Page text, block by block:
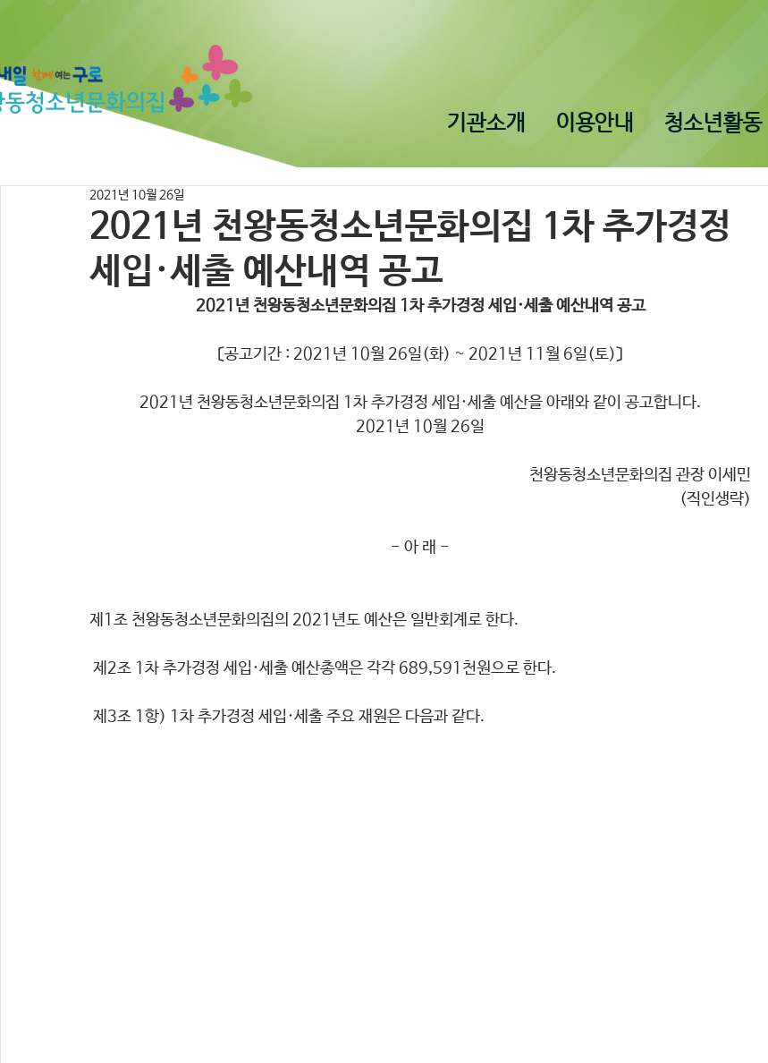
기관소개 이용안내 청소년활동
2021년 천왕동청소년문화의집 1차 추가경정
세입·세출 예산내역 공고
2021년 10월 26일
2021년 천왕동청소년문화의집 1차 추가경정 세입·세출 예산내역 공고
〔공고기간 : 2021년 10월 26일(화) ~ 2021년 11월 6일(토)〕
2021년 천왕동청소년문화의집 1차 추가경정 세입·세출 예산을 아래와 같이 공고합니다.
2021년 10월 26일
천왕동청소년문화의집 관장 이세민
(직인생략)
- 아 래 -
제1조 천왕동청소년문화의집의 2021년도 예산은 일반회계로 한다.
제2조 1차 추가경정 세입·세출 예산총액은 각각 689,591천원으로 한다.
제3조 1항) 1차 추가경정 세입·세출 주요 재원은 다음과 같다.